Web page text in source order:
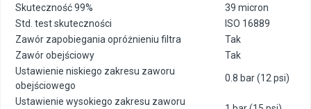
Skuteczność 99%
39 micron
Std. test skuteczności
ISO 16889
Zawór zapobiegania opróżnieniu filtra
Tak
Zawór obejściowy
Tak
Ustawienie niskiego zakresu zaworu
obejściowego
0.8 bar (12 psi)
Ustawienie wysokiego zakresu zaworu